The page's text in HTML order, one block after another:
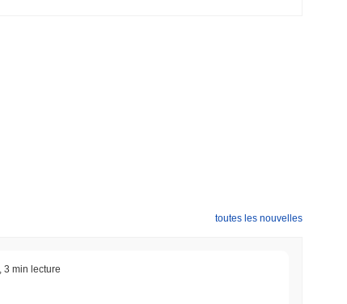
toutes les nouvelles
3 min lecture